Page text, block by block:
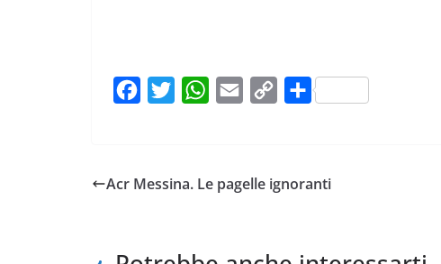
o
r
W
L
C
Acr Messina. Le pagelle ignoranti